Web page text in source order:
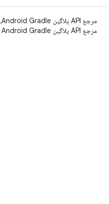
مرجع API پلاگین Android Gradle،
مرجع API پلاگین Android Gradle